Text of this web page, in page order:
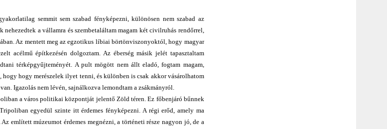
semmit sem szabad fényképezni, különösen nem szabad az
a vállamra és szembetaláltam magam két civilruhás rendőrrel,
Az mentett meg az egzotikus líbiai börtönviszonyoktól, hogy magyar
acélmű építkezésén dolgoztam. Az éberség másik jelét tapasztaltam
térképgyűjteményét. A pult mögött nem állt eladó, fogtam magam,
hogy merészelek ilyet tenni, és különben is csak akkor vásárolhatom
Igazolás nem lévén, sajnálkozva lemondtam a zsákmányról.
a város politikai központját jelentő Zöld téren. Ez főbenjáró bűnnek
egyedül szinte itt érdemes fényképezni. A régi erőd, amely ma
említett múzeumot érdemes megnézni, a történeti része nagyon jó, de a